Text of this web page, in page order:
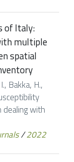
of Italy:
multiple
spatial
Bakka, H.,
dealing with
/2022